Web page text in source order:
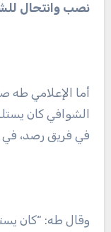
نصب وانتحال
أما الإعلامي طه
الشوافي كان
في فريق رصد، في